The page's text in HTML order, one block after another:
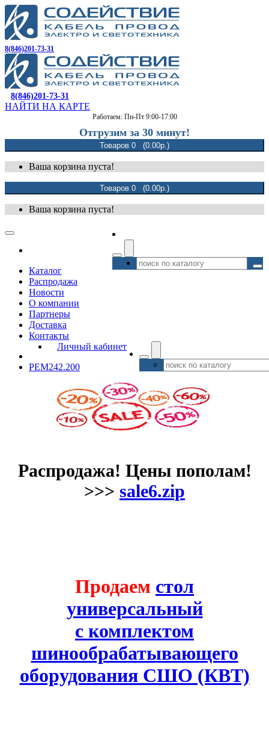
8(846)201-73-31
8(846)201-73-31
НАЙТИ НА КАРТЕ
Работаем: Пн-Пт 9:00-17:00
Отгрузим за 30 минут!
Товаров 0 (0.00р.)
Ваша корзина пуста!
Товаров 0 (0.00р.)
Ваша корзина пуста!
Каталог
Распродажа
Новости
О компании
Партнеры
Доставка
Контакты
Личный кабинет
PEM242.200
Распродажа! Цены пополам!
>>> sale6.zip
Продаем стол
универсальный
с комплектом
шинообрабатывающего
оборудования СШО (КВТ)